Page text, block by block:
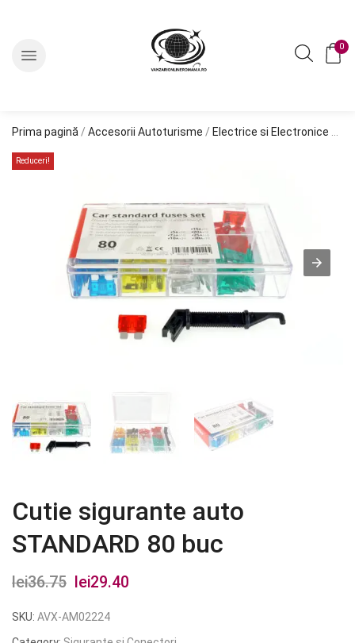
0
Prima pagină / Accesorii Autoturisme / Electrice si Electronice Auto
Reduceri!
Cutie sigurante auto
STANDARD 80 buc
lei36.75
Prețul
inițial
a
lei29.40
este:
SKU: AVX-AM02224